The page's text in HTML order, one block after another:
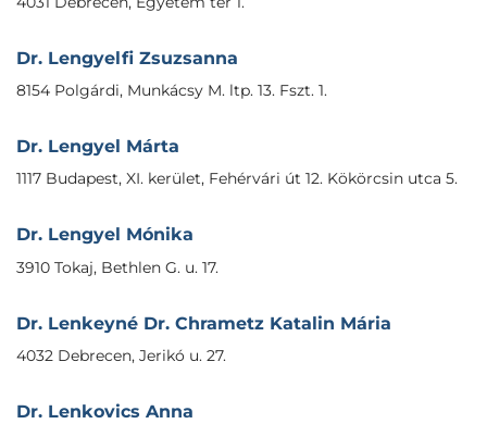
Dr. Lengyelfi Zsuzsanna
8154 Polgárdi, Munkácsy M. ltp. 13. Fszt. 1.
Dr. Lengyel Márta
1117 Budapest, XI. kerület, Fehérvári út 12. Kökörcsin utca 5.
Dr. Lengyel Mónika
3910 Tokaj, Bethlen G. u. 17.
Dr. Lenkeyné Dr. Chrametz Katalin Mária
4032 Debrecen, Jerikó u. 27.
Dr. Lenkovics Anna